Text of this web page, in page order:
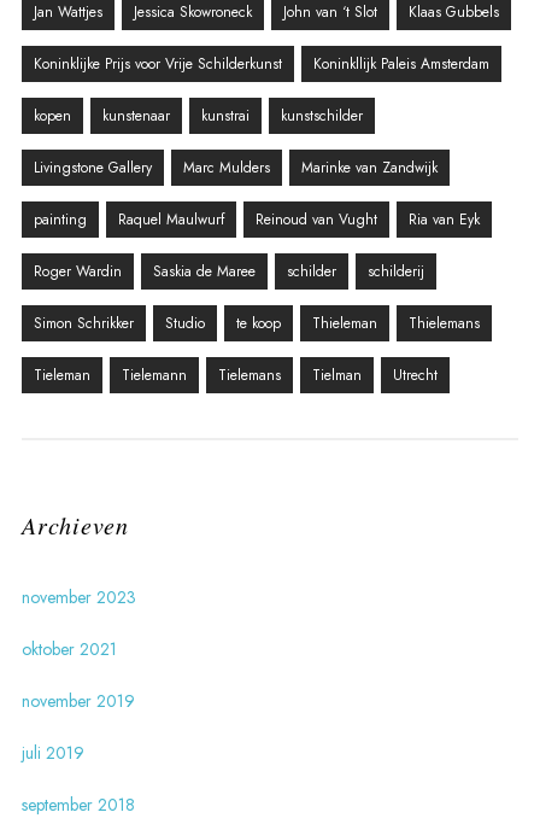
Jan Wattjes Jessica Skowroneck John van ‘t Slot Klaas Gubbels
Koninklijke Prijs voor Vrije Schilderkunst Koninkllijk Paleis Amsterdam
kopen kunstenaar kunstrai kunstschilder
Livingstone Gallery Marc Mulders Marinke van Zandwijk
painting Raquel Maulwurf Reinoud van Vught Ria van Eyk
Roger Wardin Saskia de Maree schilder schilderij
Simon Schrikker Studio te koop Thieleman Thielemans
Tieleman Tielemann Tielemans Tielman Utrecht
Archieven
november 2023
oktober 2021
november 2019
juli 2019
september 2018